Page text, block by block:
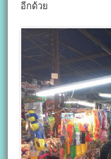
อีกด้วย